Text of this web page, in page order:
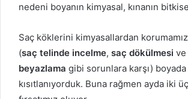
nedeni boyanın kimyasal, kınanın
Saç köklerini kimyasallardan
(saç telinde incelme, saç dökülmesi ve
beyazlama gibi sorunlara karşı)
kısıtlanıyorduk. Buna rağmen ayda iki